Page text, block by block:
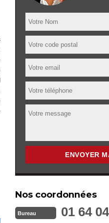
Nos coordonnées
Bureau 01 64